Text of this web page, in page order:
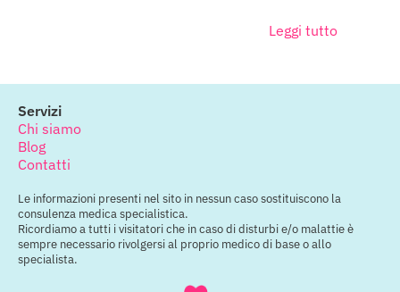
Leggi tutto
Servizi
Chi siamo
Blog
Contatti
Le informazioni presenti nel sito in nessun caso sostituiscono la
consulenza medica specialistica.
Ricordiamo a tutti i visitatori che in caso di disturbi e/o malattie è
sempre necessario rivolgersi al proprio medico di base o allo
specialista.